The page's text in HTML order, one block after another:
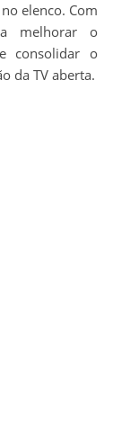
elenco. Com
melhorar o
consolidar o
da TV aberta.